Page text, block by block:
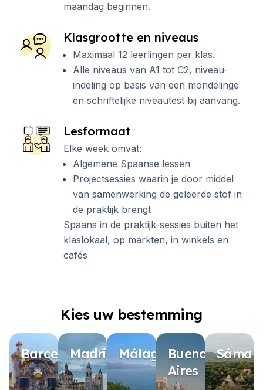
maandag beginnen.
Klasgrootte en niveaus
Maximaal 12 leerlingen per klas.
Alle niveaus van A1 tot C2, niveau-
indeling op basis van een mondelinge
en schriftelijke niveautest bij aanvang.
Lesformaat
Elke week omvat:
Algemene Spaanse lessen
Projectsessies waarin je door middel
van samenwerking de geleerde stof in
de praktijk brengt
Spaans in de praktijk-sessies buiten het
klaslokaal, op markten, in winkels en
cafés
Kies uw bestemming
BarcelonaMadrid Málaga
Buenos
Aires